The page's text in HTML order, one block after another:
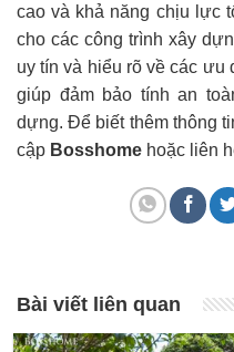
cao và khả năng chịu lực
cho các công trình xây
uy tín và hiểu rõ về các ưu
giúp đảm bảo tính an
dựng. Để biết thêm thông
cập Bosshome hoặc liên
Bài viết liên quan